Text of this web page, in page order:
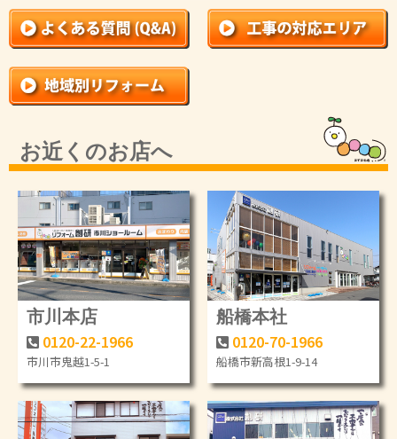
お近くのお店へ
市川本店
0120-22-1966
市川市鬼越1-5-1
船橋本社
0120-70-1966
船橋市新高根1-9-14